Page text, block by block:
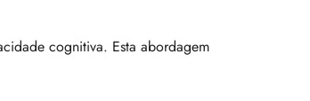
cognitiva. Esta abordagem